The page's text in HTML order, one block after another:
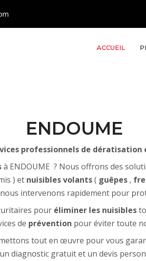
ACCUEIL
ENDOUME
professionnels de dératisation
à ENDOUME ? Nous offrons des
) et nuisibles volants( guêpes ,
intervenons rapidement pour
pouréliminer les nuisibles
de prévention pour éviter toute
tout en œuvre pour vous
diagnostic gratuit et un devis